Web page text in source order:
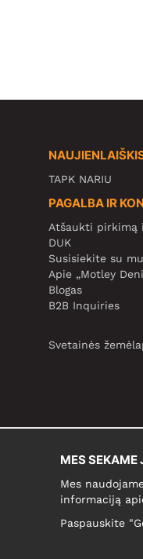
TAPK NARIU
PAGALBA IR
Atšaukti pirkimą
DUK
Susisiekite su
Apie „Motley
Blogas
B2B Inquiries
Svetainės
MES SEKAME
Mes
informaciją
Paspauskite